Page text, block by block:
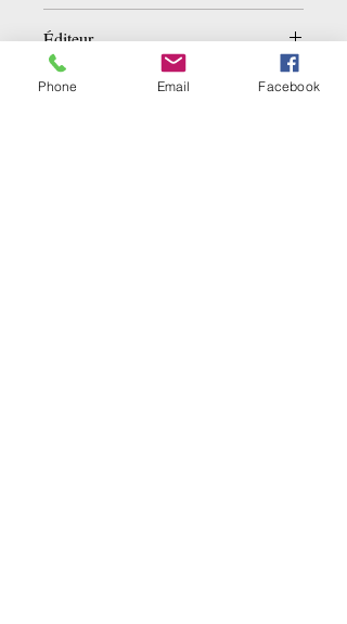
Moezzi
Éditeur
Cerf
Phone Email Facebook